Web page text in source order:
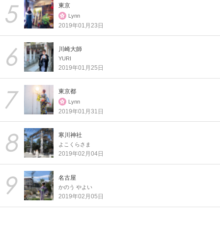
東京
Lynn
2019年01月23日
川崎大師
YURI
2019年01月25日
東京都
Lynn
2019年01月31日
寒川神社
よこくらさま
2019年02月04日
名古屋
かのう やよい
2019年02月05日